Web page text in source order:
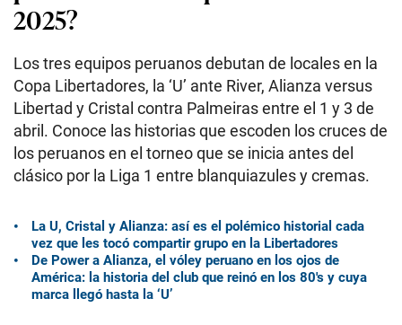
2025?
Los tres equipos peruanos debutan de locales en la
Copa Libertadores, la ‘U’ ante River, Alianza versus
Libertad y Cristal contra Palmeiras entre el 1 y 3 de
abril. Conoce las historias que escoden los cruces de
los peruanos en el torneo que se inicia antes del
clásico por la Liga 1 entre blanquiazules y cremas.
La U, Cristal y Alianza: así es el polémico historial cada
vez que les tocó compartir grupo en la Libertadores
De Power a Alianza, el vóley peruano en los ojos de
América: la historia del club que reinó en los 80′s y cuya
marca llegó hasta la ‘U’